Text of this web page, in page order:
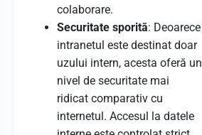
colaborare.
Securitate sporită: Deoarece
intranetul este destinat doar
uzului intern, acesta oferă un
nivel de securitate mai
ridicat comparativ cu
internetul. Accesul la datele